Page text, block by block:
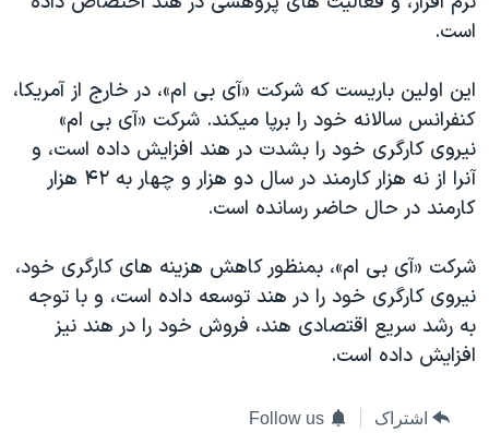
گالری عکس
اعتراضات زن، زندگی، آزادی
تریبونال مردمی آبان ۹۸
دادگاه حمید نوری
چهل سال گروگان‌گیری
اعتراضات مردمی آبان ۹۸
اسرائیل در جنگ
نرگس محمدی برنده جایزه نوبل صلح
صفحه‌های ویژه
است.
اين اولين باريست که شرکت «آی بی ام»، در خارج از آمريکا،
کنفرانس سالانه خود را برپا ميکند. شرکت «آی بی ام»
نيروی کارگری خود را بشدت در هند افزايش داده است، و
آنرا از نه هزار کارمند در سال دو هزار و چهار به ۴۲ هزار
کارمند در حال حاضر رسانده است.
شرکت «آی بی ام»، بمنظور کاهش هزينه های کارگری خود،
نيروی کارگری خود را در هند توسعه داده است، و با توجه
به رشد سريع اقتصادی هند، فروش خود را در هند نيز
افزايش داده است.
اشتراک Follow us